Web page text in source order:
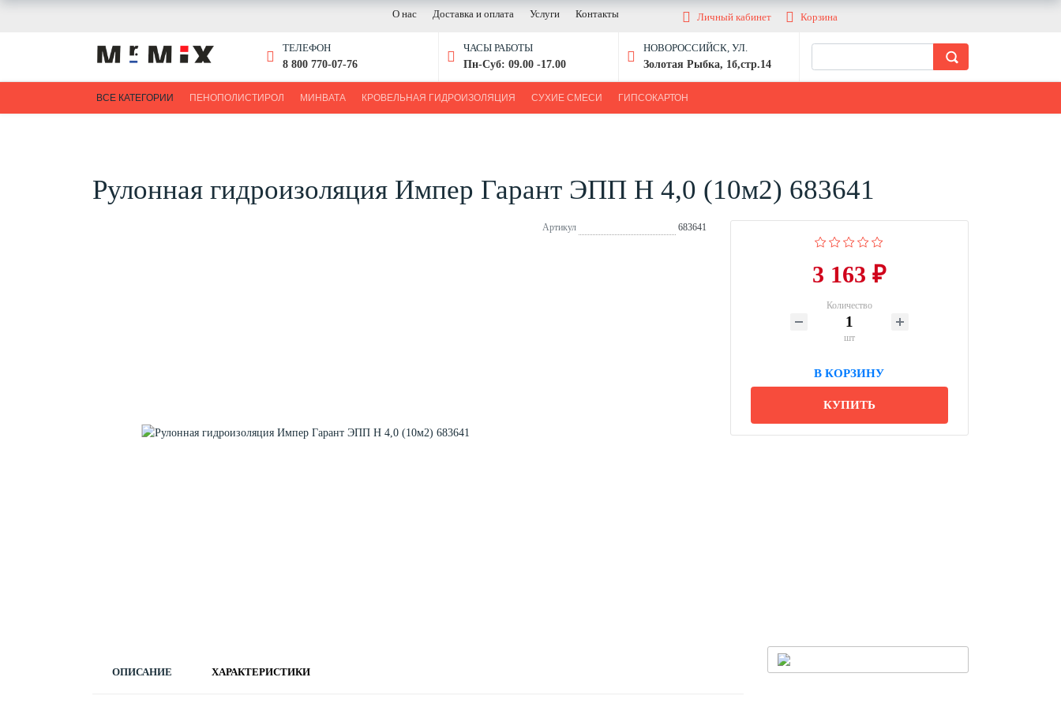
О нас Доставка и оплата Услуги Контакты Личный кабинет Корзина
ТЕЛЕФОН
8 800 770-07-76
ЧАСЫ РАБОТЫ
Пн-Суб: 09.00 -17.00
НОВОРОССИЙСК, УЛ.
Золотая Рыбка, 1б,стр.14
ВСЕ КАТЕГОРИИ ПЕНОПОЛИСТИРОЛ МИНВАТА КРОВЕЛЬНАЯ ГИДРОИЗОЛЯЦИЯ СУХИЕ СМЕСИ ГИПСОКАРТОН
Рулонная гидроизоляция Импер Гарант ЭПП Н 4,0 (10м2) 683641
Артикул 683641
3 163 ₽
Количество
шт
В КОРЗИНУ
КУПИТЬ
ОПИСАНИЕ ХАРАКТЕРИСТИКИ